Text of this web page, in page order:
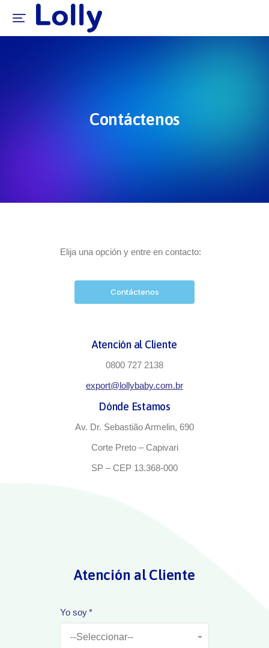
Contáctenos
Elija una opción y entre en contacto:
Contáctenos
Atención al Cliente
0800 727 2138
export@lollybaby.com.br
Dónde Estamos
Av. Dr. Sebastião Armelin, 690
Corte Preto – Capivari
SP – CEP 13.368-000
Atención al Cliente
Yo soy